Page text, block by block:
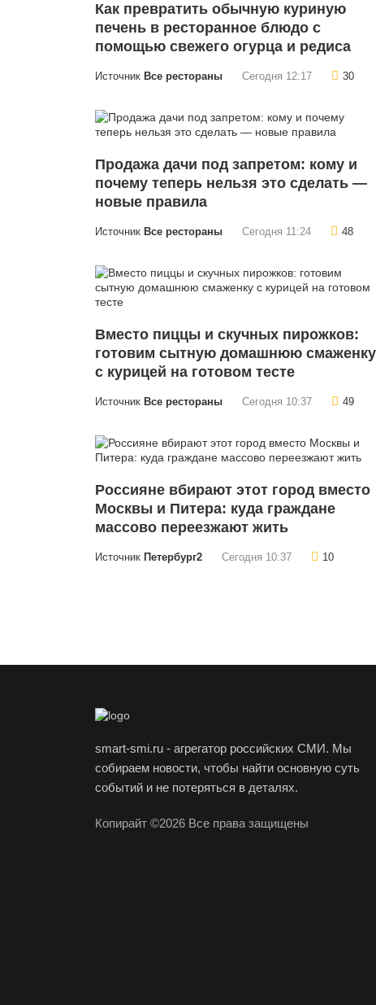
Как превратить обычную куриную
печень в ресторанное блюдо с
помощью свежего огурца и редиса
Источник Все рестораны Сегодня 12:17 30
Продажа дачи под запретом: кому и
почему теперь нельзя это сделать —
новые правила
Источник Все рестораны Сегодня 11:24 48
Вместо пиццы и скучных пирожков:
готовим сытную домашнюю смаженку
с курицей на готовом тесте
Источник Все рестораны Сегодня 10:37 49
Россияне вбирают этот город вместо
Москвы и Питера: куда граждане
массово переезжают жить
Источник Петербург2 Сегодня 10:37 10
smart-smi.ru - агрегатор российских СМИ. Мы
собираем новости, чтобы найти основную суть
событий и не потеряться в деталях.
Копирайт ©2026 Все права защищены